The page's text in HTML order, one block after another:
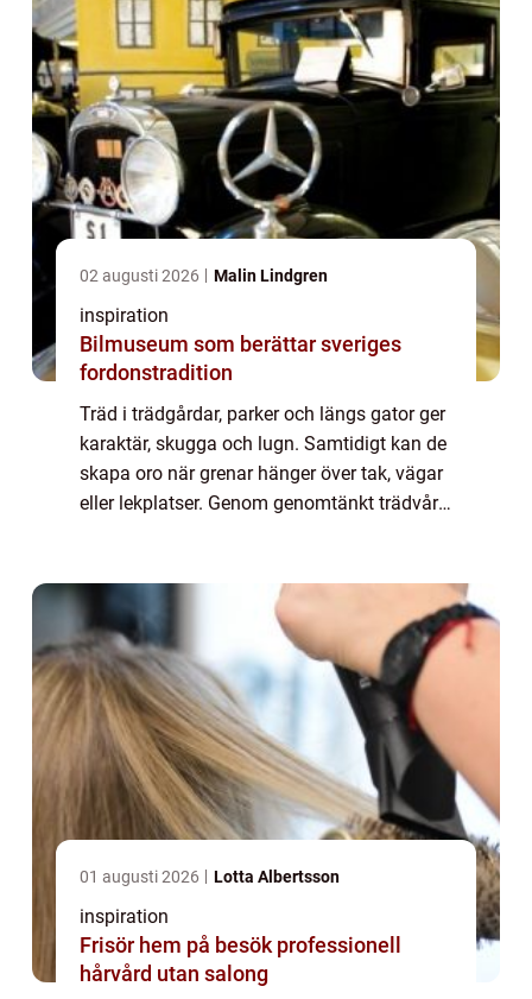
02 augusti 2026 Malin Lindgren
inspiration
Bilmuseum som berättar sveriges
fordonstradition
Träd i trädgårdar, parker och längs gator ger
karaktär, skugga och lugn. Samtidigt kan de
skapa oro när grenar hänger över tak, vägar
eller lekplatser. Genom genomtänkt trädvård
01 augusti 2026 Lotta Albertsson
inspiration
Frisör hem på besök professionell
hårvård utan salong